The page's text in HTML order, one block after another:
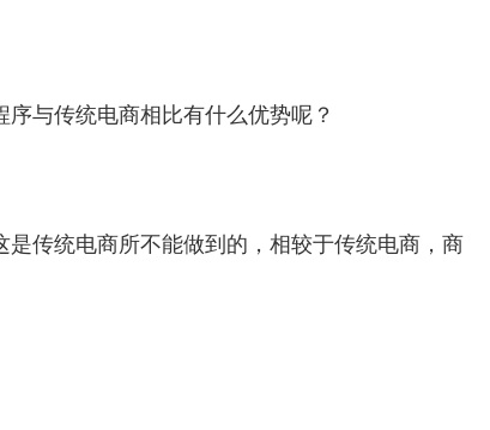
与传统电商相比有什么优势呢？
传统电商所不能做到的，相较于传统电商，商